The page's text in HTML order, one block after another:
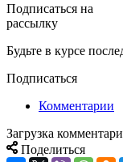
Подписаться на
рассылку
Будьте в курсе
Подписаться
Комментарии
Загрузка
Поделиться